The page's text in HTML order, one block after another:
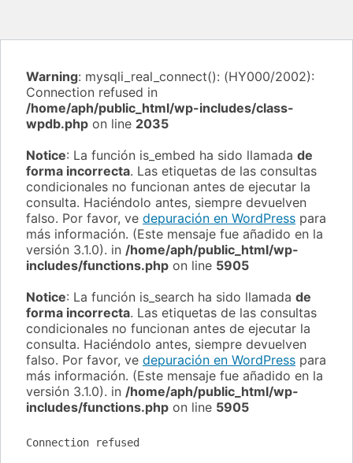
Warning: mysqli_real_connect(): (HY000/2002):
Connection refused in
/home/aph/public_html/wp-includes/class-
wpdb.php on line 2035
Notice: La función is_embed ha sido llamada de
forma incorrecta. Las etiquetas de las consultas
condicionales no funcionan antes de ejecutar la
consulta. Haciéndolo antes, siempre devuelven
falso. Por favor, ve depuración en WordPress para
más información. (Este mensaje fue añadido en la
versión 3.1.0). in /home/aph/public_html/wp-
includes/functions.php on line 5905
Notice: La función is_search ha sido llamada de
forma incorrecta. Las etiquetas de las consultas
condicionales no funcionan antes de ejecutar la
consulta. Haciéndolo antes, siempre devuelven
falso. Por favor, ve depuración en WordPress para
más información. (Este mensaje fue añadido en la
versión 3.1.0). in /home/aph/public_html/wp-
includes/functions.php on line 5905
Connection refused